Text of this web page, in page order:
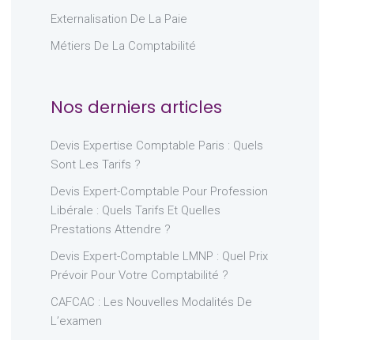
Externalisation De La Paie
Métiers De La Comptabilité
Nos derniers articles
Devis Expertise Comptable Paris : Quels
Sont Les Tarifs ?
Devis Expert-Comptable Pour Profession
Libérale : Quels Tarifs Et Quelles
Prestations Attendre ?
Devis Expert-Comptable LMNP : Quel Prix
Prévoir Pour Votre Comptabilité ?
CAFCAC : Les Nouvelles Modalités De
L’examen